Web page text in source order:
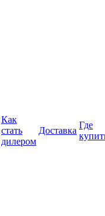
Как
стать
дилером
Доставка
Где